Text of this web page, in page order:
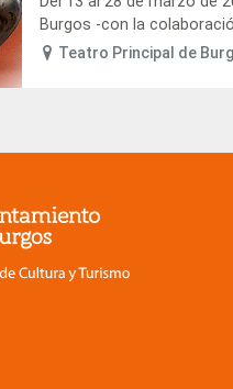
Burgos -con la
Teatro Principal de